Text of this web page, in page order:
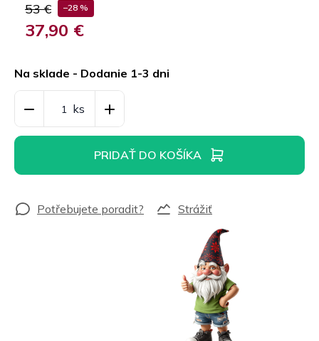
53 € –28 %
37,90 €
cena:
Na sklade - Dodanie 1-3 dni
PRIDAŤ DO KOŠÍKA
Strážiť